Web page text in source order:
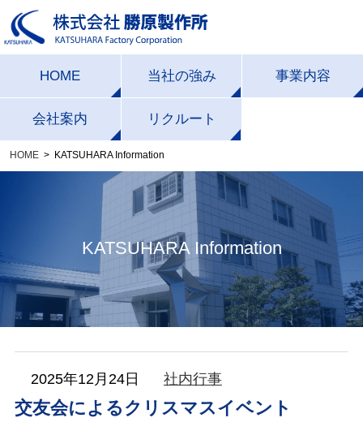
HOME 当社の強み
一貫生産体制
加工技術力
設備一覧
企画デザイン力
品質への取り組み
事業内容
会社案内
会社概要・沿革
経営理念・経営方
ISOの取り組み
CSR活動
Information
リクルート
HOME KATSUHARA Information
KATSUHARA Information
2025年12月24日 社内行事
交友会によるクリスマスイベント